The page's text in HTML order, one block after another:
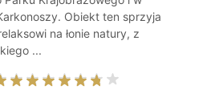
Obiekt ten sprzyja
na łonie natury, z
...